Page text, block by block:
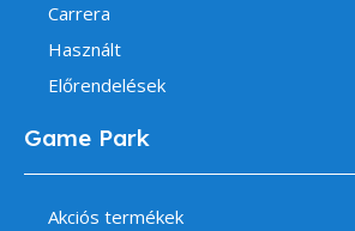
Carrera
Használt
Előrendelések
Game Park
Akciós termékek